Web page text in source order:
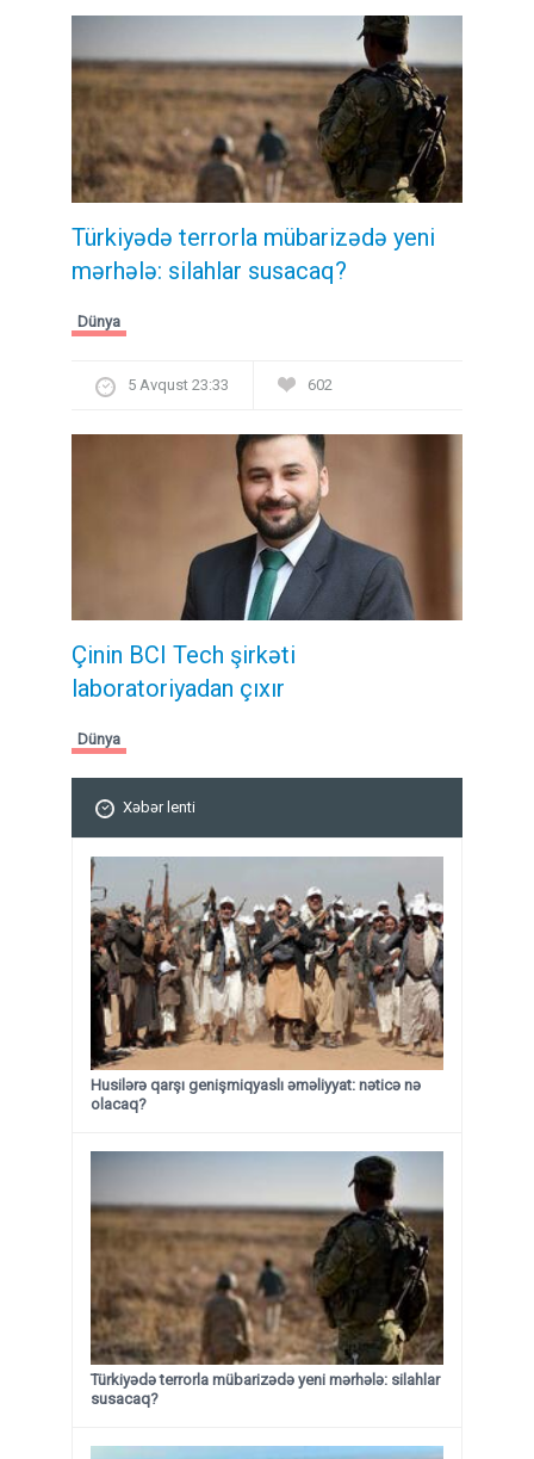
Türkiyədə terrorla mübarizədə yeni
mərhələ: silahlar susacaq?
Dünya
5 Avqust 23:33 602
Çinin BCI Tech şirkəti
laboratoriyadan çıxır
Dünya
Xəbər lenti
Husilərə qarşı genişmiqyaslı əməliyyat: nəticə nə
olacaq?
Türkiyədə terrorla mübarizədə yeni mərhələ: silahlar
susacaq?